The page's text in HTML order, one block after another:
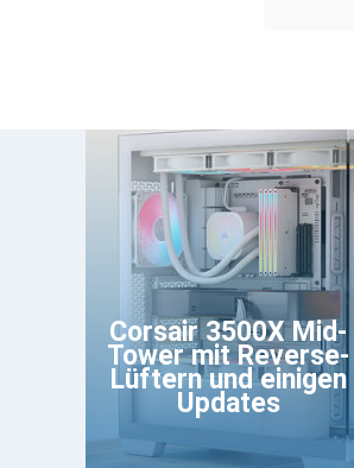
Corsair 3500X Mid-
Tower mit Reverse-
Lüftern und einigen
Updates